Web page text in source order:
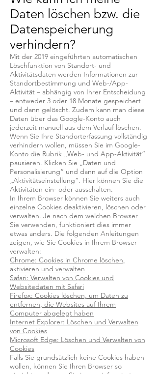
Daten löschen bzw. die
Datenspeicherung
verhindern?
Mit der 2019 eingeführten automatischen
Löschfunktion von Standort- und
Aktivitätsdaten werden Informationen zur
Standortbestimmung und Web-/App-
Aktivität – abhängig von Ihrer Entscheidung
– entweder 3 oder 18 Monate gespeichert
und dann gelöscht. Zudem kann man diese
Daten über das Google-Konto auch
jederzeit manuell aus dem Verlauf löschen.
Wenn Sie Ihre Standorterfassung vollständig
verhindern wollen, müssen Sie im Google-
Konto die Rubrik „Web- und App-Aktivität“
pausieren. Klicken Sie „Daten und
Personalisierung“ und dann auf die Option
„Aktivitätseinstellung“. Hier können Sie die
Aktivitäten ein- oder ausschalten.
In Ihrem Browser können Sie weiters auch
einzelne Cookies deaktivieren, löschen oder
verwalten. Je nach dem welchen Browser
Sie verwenden, funktioniert dies immer
etwas anders. Die folgenden Anleitungen
zeigen, wie Sie Cookies in Ihrem Browser
verwalten:
Chrome: Cookies in Chrome löschen,
aktivieren und verwalten
Safari: Verwalten von Cookies und
Websitedaten mit Safari
Firefox: Cookies löschen, um Daten zu
entfernen, die Websites auf Ihrem
Computer abgelegt haben
Internet Explorer: Löschen und Verwalten
von Cookies
Microsoft Edge: Löschen und Verwalten von
Cookies
Falls Sie grundsätzlich keine Cookies haben
wollen, können Sie Ihren Browser so